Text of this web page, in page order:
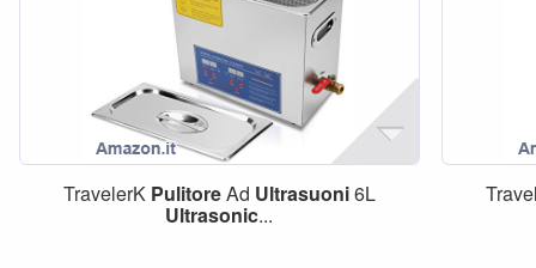
TravelerK PulitoreAd Ultrasuoni6L
Ultrasonic...